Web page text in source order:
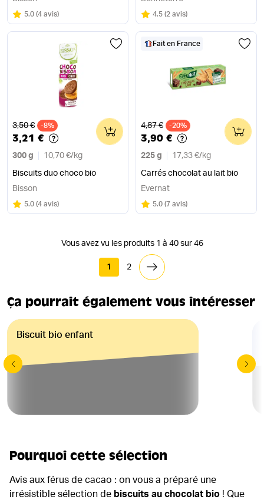
Note
5.0 sur 5
(4 avis) Note
4.5 sur 5
(2 avis)
Ancien prix
3,50 € -8%
3,21 €
300 g 10,70 €/ kg
Biscuits duo choco bio
0
Bisson
Note
5.0 sur 5
(4 avis)
Fait en France
Ancien prix
4,87 € -20%
3,90 €
225 g 17,33 €/ kg
Carrés chocolat au lait bio
0
Evernat
Note
5.0 sur 5
(7 avis)
Vous avez vu les produits 1 à 40 sur 46
1 2
Ça pourrait également vous intéresser
Biscuit bio enfant
Pourquoi cette sélection
Avis aux férus de cacao : on vous a préparé une
irrésistible sélection de biscuits au chocolat bio ! Que